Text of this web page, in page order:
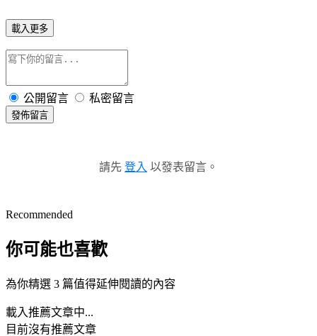
載入更多
公開留言 私密留言
發佈留言
請先 登入 以發表留言。
Recommended
你可能也喜歡
為你精選 3 篇值得延伸閱讀的內容
載入推薦文章中...
目前沒有推薦文章